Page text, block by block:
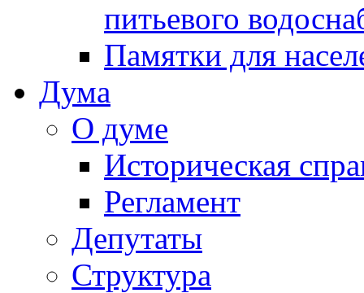
питьевого
Памятки для
Дума
О думе
Историческая
Регламент
Депутаты
Структура